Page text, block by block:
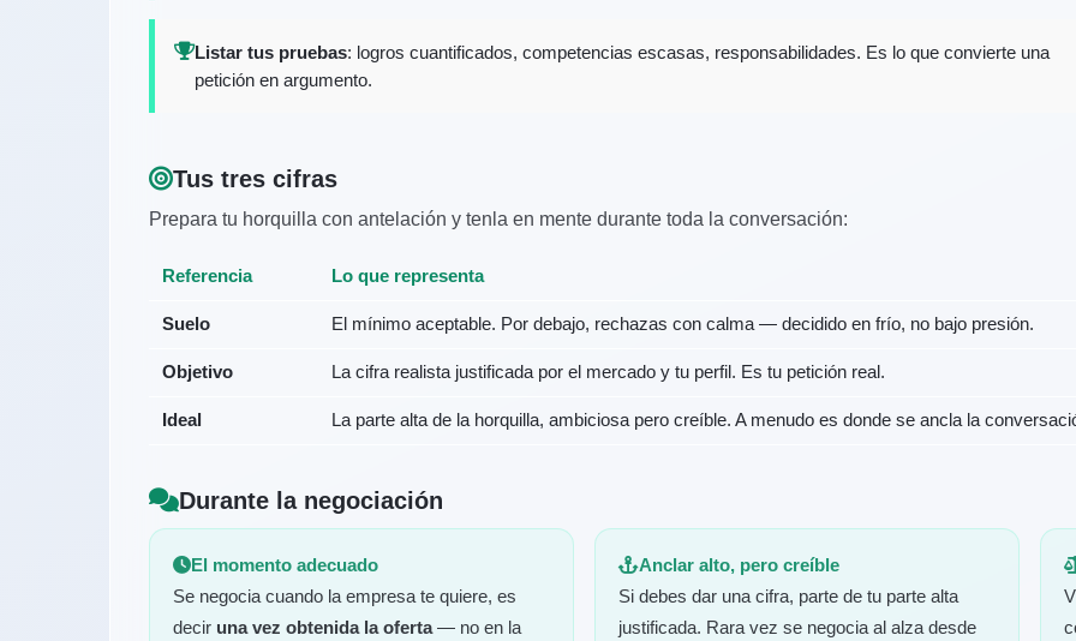
Listar tus pruebas: logros cuantificados, competencias escasas, responsabilidades. Es lo que convierte una
petición en argumento.
Tus tres cifras
Prepara tu horquilla con antelación y tenla en mente durante toda la conversación:
Referencia Lo que representa
Suelo El mínimo aceptable. Por debajo, rechazas con calma — decidido en frío, no bajo presión.
Objetivo La cifra realista justificada por el mercado y tu perfil. Es tu petición real.
Ideal La parte alta de la horquilla, ambiciosa pero creíble. A menudo es donde se ancla la
Durante la negociación
El momento adecuado
Se negocia cuando la empresa te quiere, es
decir una vez obtenida la oferta— no en la
Anclar alto, pero creíble
Si debes dar una cifra, parte de tu parte alta
justificada. Rara vez se negocia al alza desde